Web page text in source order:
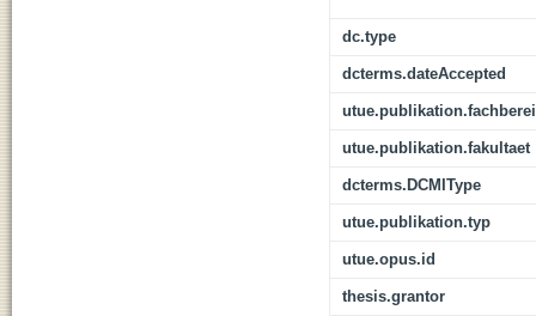
dc.type
dcterms.dateAccepted
utue.publikation.fakultaet
dcterms.DCMIType
utue.publikation.typ
utue.opus.id
thesis.grantor